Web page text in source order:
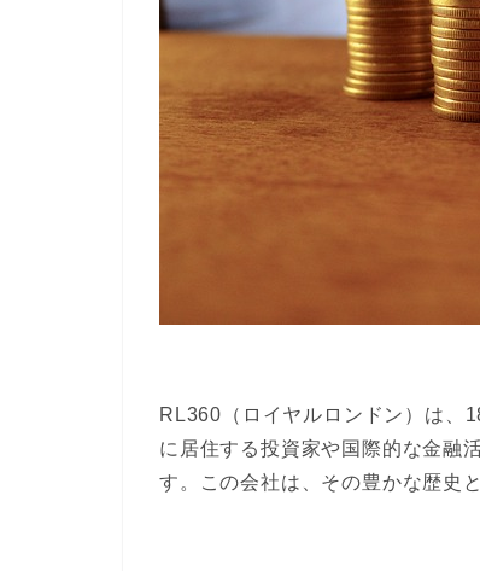
RL360（ロイヤルロンドン）は、
に居住する投資家や国際的な金融
す。この会社は、その豊かな歴史